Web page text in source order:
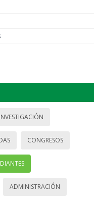
INVESTIGACIÓN
CONGRESOS
ADMINISTRACIÓN